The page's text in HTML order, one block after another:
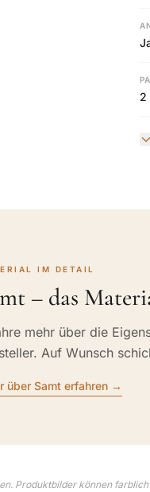
2
IM DETAIL
– das
mehr über die
Auf Wunsch
über Samt erfahren →
Produktbilder können